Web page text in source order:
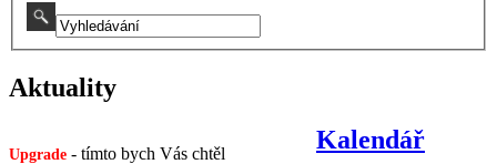
Aktuality
Upgrade - tímto bych Vás chtěl
Kalendář